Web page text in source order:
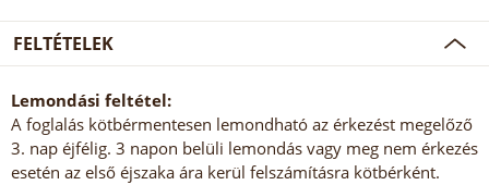
FELTÉTELEK
Lemondási feltétel:
A foglalás kötbérmentesen lemondható az érkezést megelőző
3. nap éjfélig. 3 napon belüli lemondás vagy meg nem érkezés
esetén az első éjszaka ára kerül felszámításra kötbérként.